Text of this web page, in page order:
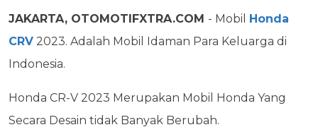
JAKARTA, OTOMOTIFXTRA.COM - Mobil Honda
CRV 2023. Adalah Mobil Idaman Para Keluarga di
Indonesia.
Honda CR-V 2023 Merupakan Mobil Honda Yang
Secara Desain tidak Banyak Berubah.